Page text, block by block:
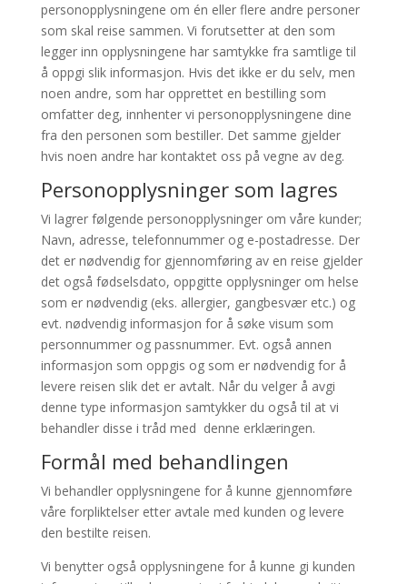
personopplysningene om én eller flere andre personer
som skal reise sammen. Vi forutsetter at den som
legger inn opplysningene har samtykke fra samtlige til
å oppgi slik informasjon. Hvis det ikke er du selv, men
noen andre, som har opprettet en bestilling som
omfatter deg, innhenter vi personopplysningene dine
fra den personen som bestiller. Det samme gjelder
hvis noen andre har kontaktet oss på vegne av deg.
Personopplysninger som lagres
Vi lagrer følgende personopplysninger om våre kunder;
Navn, adresse, telefonnummer og e-postadresse. Der
det er nødvendig for gjennomføring av en reise gjelder
det også fødselsdato, oppgitte opplysninger om helse
som er nødvendig (eks. allergier, gangbesvær etc.) og
evt. nødvendig informasjon for å søke visum som
personnummer og passnummer. Evt. også annen
informasjon som oppgis og som er nødvendig for å
levere reisen slik det er avtalt. Når du velger å avgi
denne type informasjon samtykker du også til at vi
behandler disse i tråd med denne erklæringen.
Formål med behandlingen
Vi behandler opplysningene for å kunne gjennomføre
våre forpliktelser etter avtale med kunden og levere
den bestilte reisen.
Vi benytter også opplysningene for å kunne gi kunden